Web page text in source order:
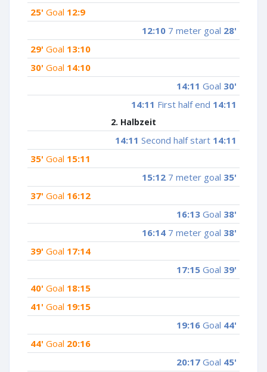
25' Goal 12:9
12:10 7 meter goal 28'
29' Goal 13:10
30' Goal 14:10
14:11 Goal 30'
14:11 First half end 14:11
2. Halbzeit
14:11 Second half start 14:11
35' Goal 15:11
15:12 7 meter goal 35'
37' Goal 16:12
16:13 Goal 38'
16:14 7 meter goal 38'
39' Goal 17:14
17:15 Goal 39'
40' Goal 18:15
41' Goal 19:15
19:16 Goal 44'
44' Goal 20:16
20:17 Goal 45'